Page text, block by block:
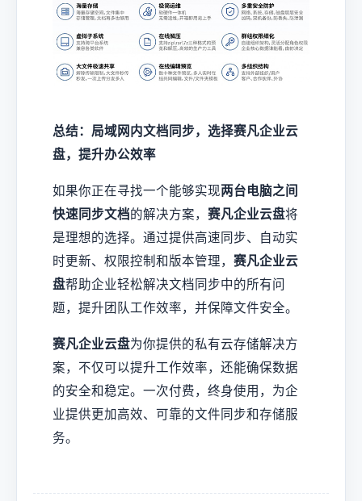
总结：局域网内文档同步，选择赛凡企业云
盘，提升办公效率
如果你正在寻找一个能够实现两台电脑之间
快速同步文档的解决方案， 赛凡企业云盘将
是理想的选择。通过提供高速同步、自动实
时更新、权限控制和版本管理， 赛凡企业云
盘帮助企业轻松解决文档同步中的所有问
题，提升团队工作效率，并保障文件安全。
赛凡企业云盘为你提供的私有云存储解决方
案，不仅可以提升工作效率，还能确保数据
的安全和稳定。一次付费，终身使用，为企
业提供更加高效、可靠的文件同步和存储服
务。